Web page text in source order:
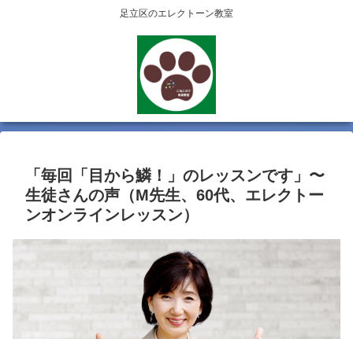
足立区のエレクトーン教室
「毎回「目から鱗！」のレッスンです」〜
生徒さんの声（M先生、60代、エレクトー
ンオンラインレッスン）